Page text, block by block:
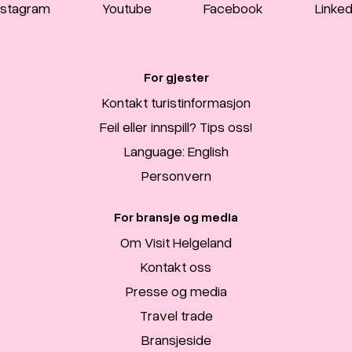
Youtube Facebook
For gjester
Kontakt turistinformasjon
Feil eller innspill? Tips oss!
Language: English
Personvern
For bransje og media
Om Visit Helgeland
Kontakt oss
Presse og media
Travel trade
Bransjeside